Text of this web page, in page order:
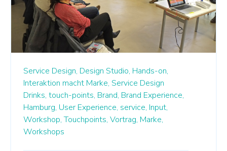
Service Design, Design Studio, Hands-on,
Interaktion macht Marke, Service Design
Drinks, touch-points, Brand, Brand Experience,
Hamburg, User Experience, service, Input,
Workshop, Touchpoints, Vortrag, Marke,
Workshops